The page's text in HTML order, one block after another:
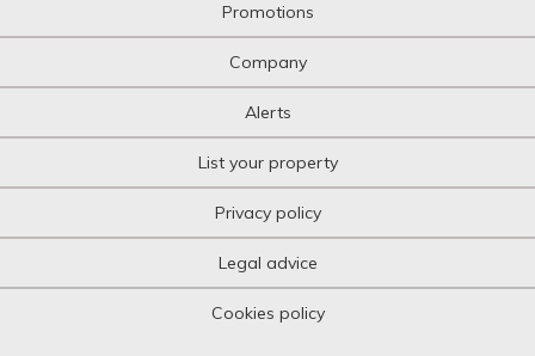
Promotions
Company
Alerts
List your property
Privacy policy
Legal advice
Cookies policy